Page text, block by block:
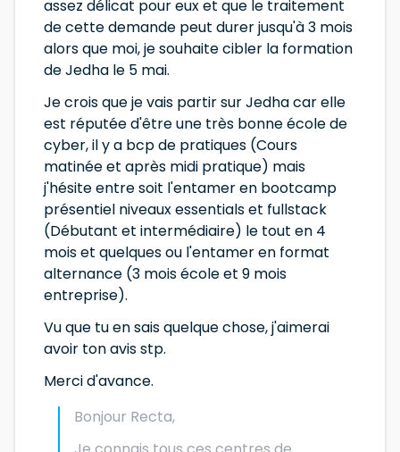
assez délicat pour eux et que le traitement
de cette demande peut durer jusqu'à 3 mois
alors que moi, je souhaite cibler la formation
de Jedha le 5 mai.
Je crois que je vais partir sur Jedha car elle
est réputée d'être une très bonne école de
cyber, il y a bcp de pratiques (Cours
matinée et après midi pratique) mais
j'hésite entre soit l'entamer en bootcamp
présentiel niveaux essentials et fullstack
(Débutant et intermédiaire) le tout en 4
mois et quelques ou l'entamer en format
alternance (3 mois école et 9 mois
entreprise).
Vu que tu en sais quelque chose, j'aimerai
avoir ton avis stp.
Merci d'avance.
Bonjour Recta,